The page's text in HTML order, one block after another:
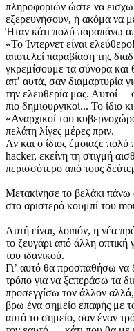
πληροφοριών ώστε να
εξερευνήσουν, ή ακόμα να
Ήταν κάτι πολύ παραπάνω
«Το Ίντερνετ είναι
αποτελεί παραβίαση της
γκρεμίσουμε τα σύνορα και
απʼ αυτά, σαν διαμαρτυρία
την ελευθερία μας. Αυτοί
πιο δημιουργικοί... Το ίδιο
«Αναρχικοί του
πελάτη λίγες μέρες πριν.
Αν και ο ίδιος έμοιαζε
hacker, εκείνη τη στιγμή
περισσότερο από τους
Μετακίνησε το βελάκι πάνω
στο αριστερό κουμπί του
Αυτή είναι, λοιπόν, η νέα
το ζευγάρι από άλλη οπτική
του ιδανικού.
Γιʼ αυτό θα προσπαθήσω να
τρόπο για να ξεπεράσω τα
προσεγγίσω τον άλλον
βρω ένα σημείο επαφής με
αυτό το σημείο, σαν έναν